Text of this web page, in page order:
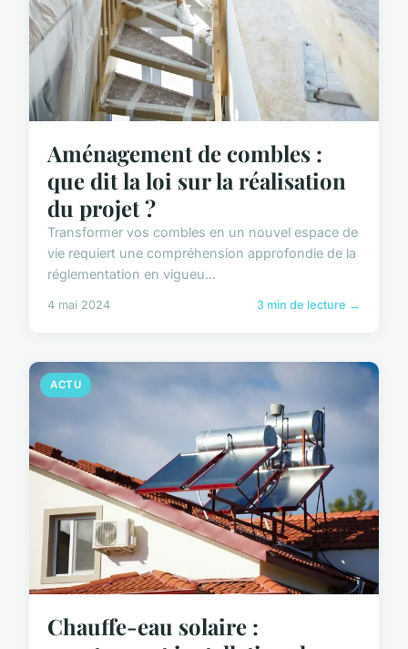
Aménagement de combles :
que dit la loi sur la réalisation
du projet ?
Transformer vos combles en un nouvel espace de
vie requiert une compréhension approfondie de la
réglementation en vigueu...
4 mai 2024 3 min de lecture →
ACTU
Chauffe-eau solaire :